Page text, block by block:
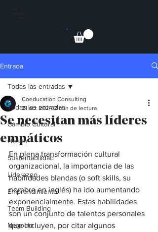
Entrada
Todas las entradas
Cambio Cultural
Health
Sustentabilidad
Liderazgo
Emprendimiento
Team Building
Negocio
Todas las entradas
Se necesitan más líderes
empáticos
Coeducation Consulting
21 oct 2024 2 min de lectura
En plena transformación cultural
organizacional, la importancia de las
habilidades blandas (o soft skills, su
nombre en inglés) ha ido aumentando
exponencialmente. Estas habilidades
son un conjunto de talentos personales
que incluyen, por citar algunos